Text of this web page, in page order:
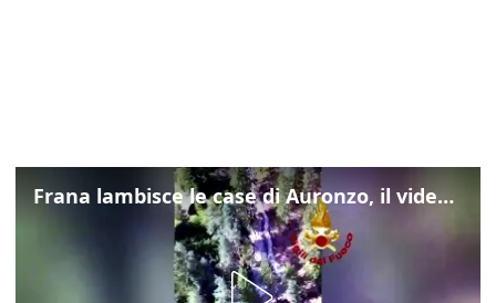
Frana lambisce le case di Auronzo, il video dall'elicottero dei vigili del fuoco